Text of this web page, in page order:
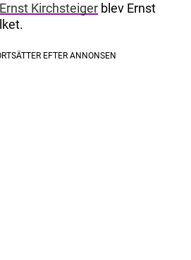
Ernst Kirchsteiger blev Ernst